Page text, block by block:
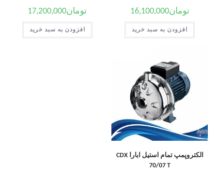
تومان16,100,000
افزودن به سبد خرید
تومان17,200,000
افزودن به سبد خرید
الکتروپمپ تمام استیل ابارا CDX
70/07 T